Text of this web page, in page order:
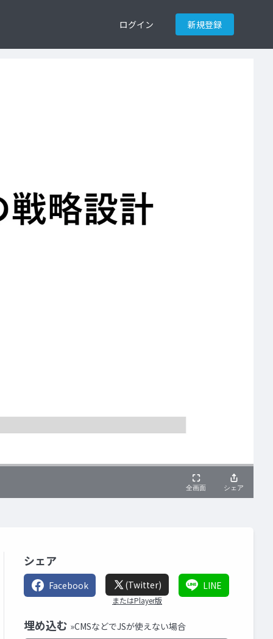
ログイン 新規登録
シェア
Facebook (Twitter)
またはPlayer版
LINE
埋め込む »CMSなどでJSが使えない場合